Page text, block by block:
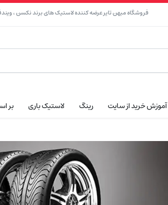
فروشگاه میهن تایر عرضه کننده لاستیک های برند نکسن ،
آموزش خرید از سایت رینگ لاستیک باری بر